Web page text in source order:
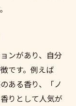
ンがあり、自分
です。例えば
ある香り、「ノ
りとして人気が